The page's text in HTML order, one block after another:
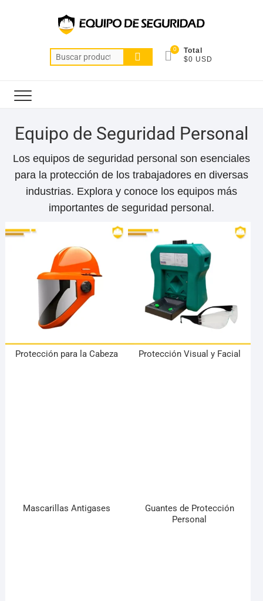
0
Total
$0 USD
Equipo de Seguridad Personal
Los equipos de seguridad personal son esenciales
para la protección de los trabajadores en diversas
industrias. Explora y conoce los equipos más
importantes de seguridad personal.
Protección para la Cabeza Protección Visual y Facial
Mascarillas Antigases
Guantes de Protección
Personal